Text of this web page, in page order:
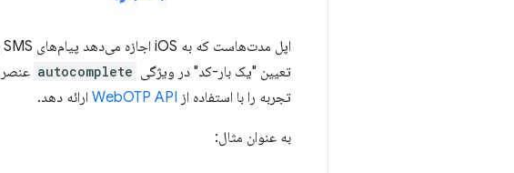
تعیین "یک بار-کد" در ویژگی autocomplete
تجربه را با استفاده از WebOTP API ارائه دهد.
به عنوان مثال: